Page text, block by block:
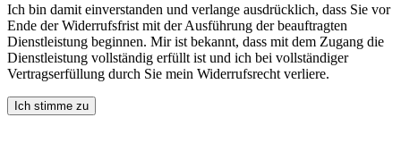
Ich bin damit einverstanden und verlange ausdrücklich, dass Sie vor
Ende der Widerrufsfrist mit der Ausführung der beauftragten
Dienstleistung beginnen. Mir ist bekannt, dass mit dem Zugang die
Dienstleistung vollständig erfüllt ist und ich bei vollständiger
Vertragserfüllung durch Sie mein Widerrufsrecht verliere.
Ich stimme zu